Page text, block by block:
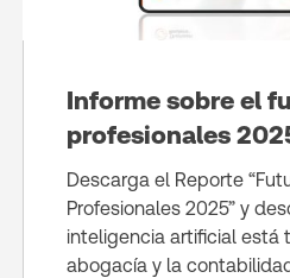
Informe sobre el
profesionales
Descarga el Reporte
Profesionales 2025” y
inteligencia artificial está
abogacía y la